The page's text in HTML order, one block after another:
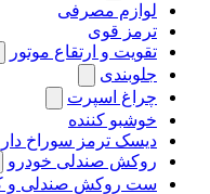
لوازم مصرفی
ترمز قوی
تقویت و ارتقاع موتور
جلوبندی
چراغ اسپرت
خوشبو کننده
دیسک ترمز سوراخ دار
روکش صندلی خودرو
ست روکش صندلی و